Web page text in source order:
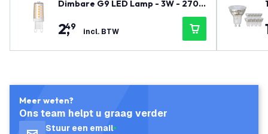
Dimbare G9 LED Lamp - 3W - 2700
2,
49 incl. BTW
Meer weten?
Ons team helpt u graag verder
Stuur een email